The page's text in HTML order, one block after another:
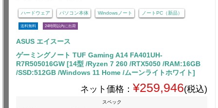
ハードウェア パソコン本体 Windowsノート ノートPC（新品）
送料無料 24時間以内に出荷
ASUS エイスース
ゲーミングノート TUF Gaming A14 FA401UH-
R7R505016GW [14型 /Ryzen 7 260 /RTX5050 /RAM:16GB
/SSD:512GB /Windows 11 Home /ムーンライトホワイト]
ネット価格： ¥259,946(税込)
スペック